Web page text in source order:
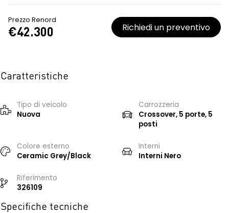
Prezzo Renord
€42.300 Richiedi un preventivo
Caratteristiche
Tipo di veicolo
Nuova
Carrozzeria
Crossover, 5 porte, 5
posti
Colore esterno
Ceramic Grey/Black
Interni
Interni Nero
Riferimento
326109
Specifiche tecniche